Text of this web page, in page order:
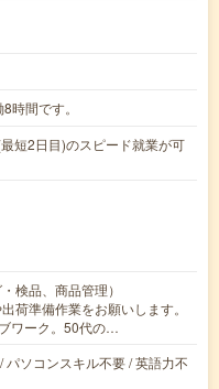
時間です。
短2日目)のスピード就業が可
検品、商品管理）
荷準備作業をお願いします。
ワーク。50代の…
ソコンスキル不要 / 英語力不